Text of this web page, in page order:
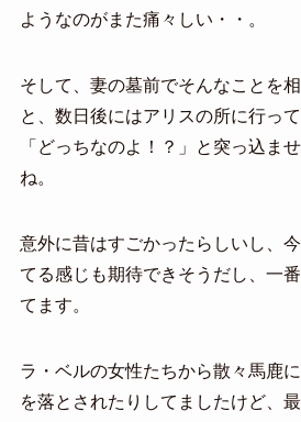
ようなのがまた痛々しい・・。
そして、妻の墓前でそんなことを
と、数日後にはアリスの所に行っ
「どっちなのよ！？」と突っ込ま
ね。
意外に昔はすごかったらしいし、
てる感じも期待できそうだし、一
てます。
ラ・ベルの女性たちから散々馬鹿
を落とされたりしてましたけど、